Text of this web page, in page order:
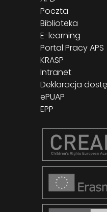
Poczta
Biblioteka
E-learning
Portal Pracy APS
KRASP
Intranet
Deklaracja
ePUAP
EPP